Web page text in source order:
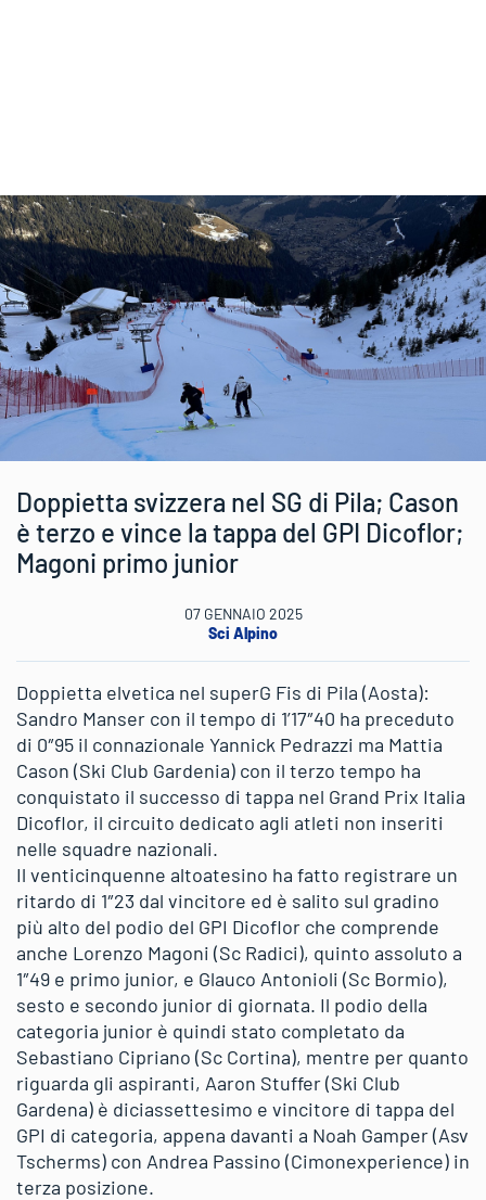
Doppietta svizzera nel SG di Pila; Cason
è terzo e vince la tappa del GPI Dicoflor;
Magoni primo junior
07 GENNAIO 2025
Sci Alpino
Doppietta elvetica nel superG Fis di Pila (Aosta):
Sandro Manser con il tempo di 1’17″40 ha preceduto
di 0″95 il connazionale Yannick Pedrazzi ma Mattia
Cason (Ski Club Gardenia) con il terzo tempo ha
conquistato il successo di tappa nel Grand Prix Italia
Dicoflor, il circuito dedicato agli atleti non inseriti
nelle squadre nazionali.
Il venticinquenne altoatesino ha fatto registrare un
ritardo di 1″23 dal vincitore ed è salito sul gradino
più alto del podio del GPI Dicoflor che comprende
anche Lorenzo Magoni (Sc Radici), quinto assoluto a
1″49 e primo junior, e Glauco Antonioli (Sc Bormio),
sesto e secondo junior di giornata. Il podio della
categoria junior è quindi stato completato da
Sebastiano Cipriano (Sc Cortina), mentre per quanto
riguarda gli aspiranti, Aaron Stuffer (Ski Club
Gardena) è diciassettesimo e vincitore di tappa del
GPI di categoria, appena davanti a Noah Gamper (Asv
Tscherms) con Andrea Passino (Cimonexperience) in
terza posizione.